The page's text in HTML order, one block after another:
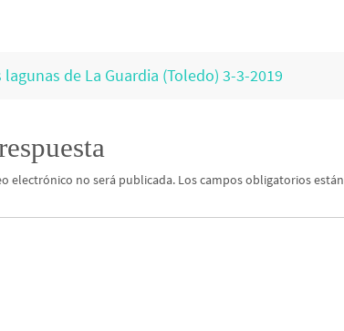
lagunas de La Guardia (Toledo) 3-3-2019
electrónico no será publicada. Los campos obligatorios están